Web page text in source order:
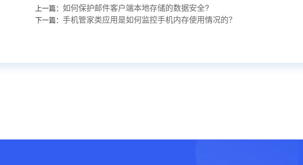
上一篇： 如何保护邮件客户端本地存储的数据安全?
下一篇： 手机管家类应用是如何监控手机内存使用情况的？